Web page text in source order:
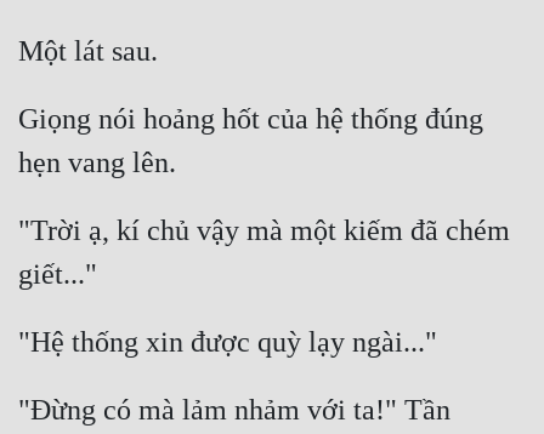
Giọng nói hoảng hốt của hệ thống đúng
"Trời ạ, kí chủ vậy mà một kiếm đã chém
"Đừng có mà lảm nhảm với ta!" Tần